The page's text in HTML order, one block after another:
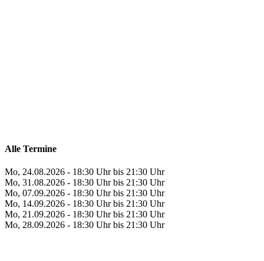
Alle Termine
Mo, 24.08.2026 - 18:30 Uhr bis 21:30 Uhr
Mo, 31.08.2026 - 18:30 Uhr bis 21:30 Uhr
Mo, 07.09.2026 - 18:30 Uhr bis 21:30 Uhr
Mo, 14.09.2026 - 18:30 Uhr bis 21:30 Uhr
Mo, 21.09.2026 - 18:30 Uhr bis 21:30 Uhr
Mo, 28.09.2026 - 18:30 Uhr bis 21:30 Uhr